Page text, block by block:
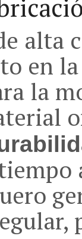
alta
en
la